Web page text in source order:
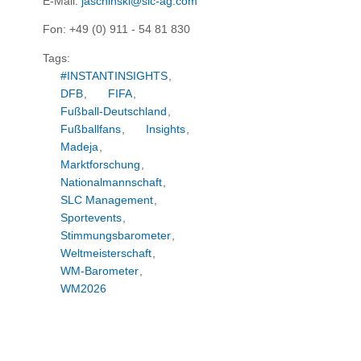
Fon: +49 (0) 911 - 54 81 830
Tags:
#INSTANTINSIGHTS,
DFB, FIFA,
Fußball-Deutschland ,
Fußballfans, Insights,
Madeja,
Marktforschung ,
Nationalmannschaft,
SLC Management,
Sportevents,
Stimmungsbarometer,
Weltmeisterschaft,
WM-Barometer,
WM2026